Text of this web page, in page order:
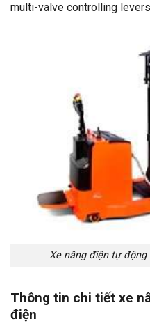
multi-valve controlling
Xe nâng điện tự
Thông tin chi tiết xe
điện